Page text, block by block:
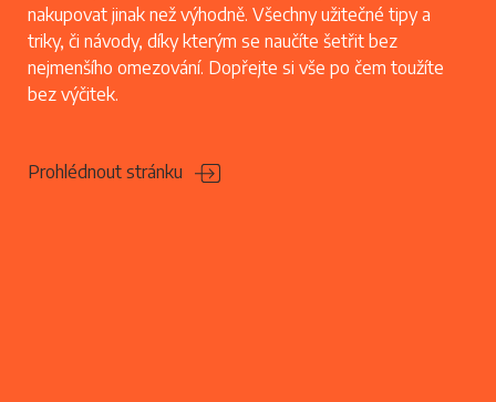
nakupovat jinak než výhodně. Všechny užitečné tipy a
triky, či návody, díky kterým se naučíte šetřit bez
nejmenšího omezování. Dopřejte si vše po čem toužíte
bez výčitek.
Prohlédnout stránku